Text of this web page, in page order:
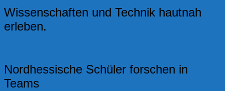
Wissenschaften und Technik hautnah
erleben.
Nordhessische Schüler forschen in
Teams